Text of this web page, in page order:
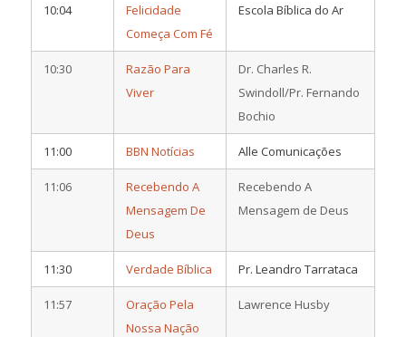
10:04
Felicidade
Começa Com Fé
Escola Bíblica do Ar
10:30
Razão Para
Viver
Dr. Charles R.
Swindoll/Pr. Fernando
Bochio
11:00 BBN Notícias Alle Comunicações
11:06
Recebendo A
Mensagem De
Deus
Recebendo A
Mensagem de Deus
11:30 Verdade Bíblica Pr. Leandro Tarrataca
11:57
Oração Pela
Nossa Nação
Lawrence Husby